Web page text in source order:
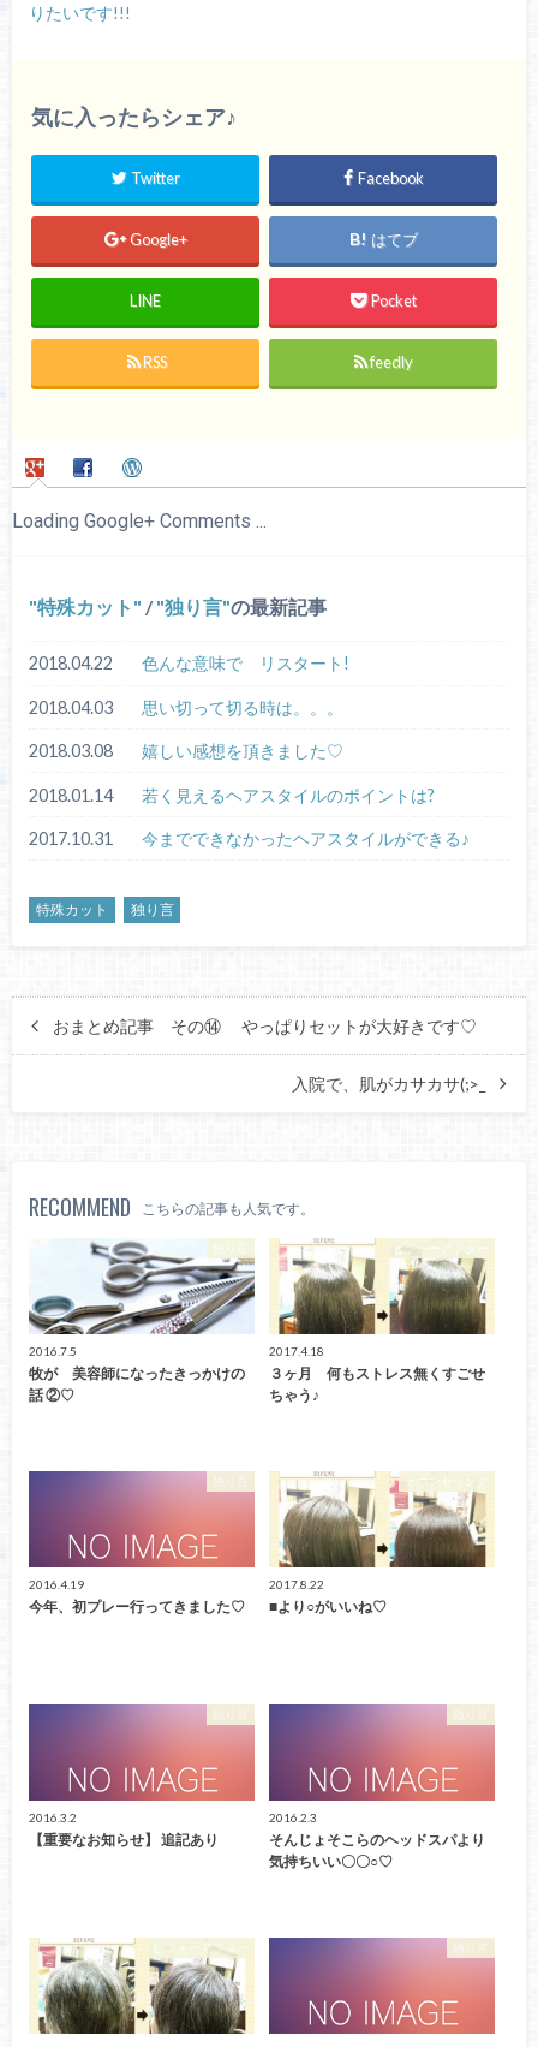
りたいです!!!
気に入ったらシェア♪
Twitter Facebook
Google+ はてブ
LINE Pocket
RSS feedly
Loading Google+ Comments ...
特殊カット / 独り言 の最新記事
2018.04.22 色んな意味で リスタート!
2018.04.03 思い切って切る時は。。。
2018.03.08 嬉しい感想を頂きました♡
2018.01.14 若く見えるヘアスタイルのポイントは?
2017.10.31 今までできなかったヘアスタイルができる♪
特殊カット 独り言
おまとめ記事 その⑭ やっぱりセットが大好きです♡
入院で、肌がカサカサ(;>_
RECOMMEND こちらの記事も人気です。
独り言
2016.7.5
牧が 美容師になったきっかけの
話 ②♡
ビフォーアフター
2017.4.18
３ヶ月 何もストレス無くすごせ
ちゃう♪
独り言
2016.4.19
今年、初プレー行ってきました♡
カウンセリング
2017.8.22
■より○がいいね♡
独り言
2016.3.2
【重要なお知らせ】 追記あり
独り言
2016.2.3
そんじょそこらのヘッドスパより
気持ちいい〇〇○♡
ビフォーアフター 独り言